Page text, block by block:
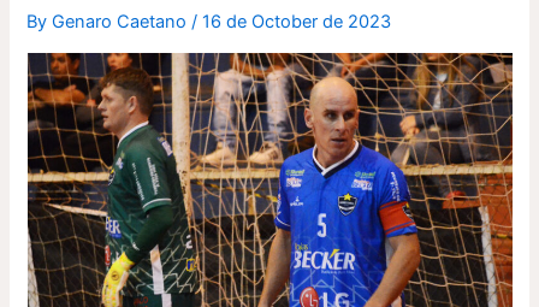
ByGenaro Caetano/16 de October de 2023